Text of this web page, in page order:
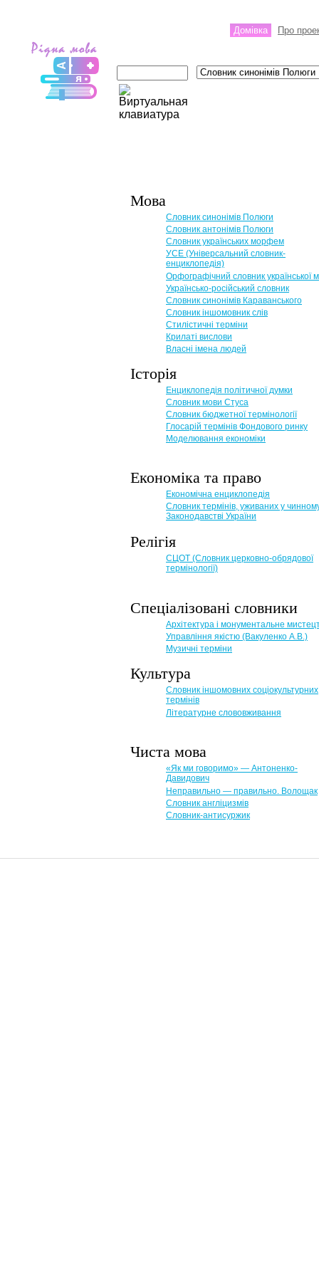
Домівка Про
Мова
Словник синонімів Полюги
Словник антонімів Полюги
Словник українських морфем
УСЕ (Універсальний словник-
енциклопедія)
Орфографічний словник української
Українсько-російський словник
Словник синонімів Караванського
Словник іншомовник слів
Стилістичні терміни
Крилаті вислови
Власні імена людей
Історія
Енциклопедія політичної думки
Словник мови Стуса
Словник бюджетної термінології
Глосарій термінів Фондового ринку
Моделювання економіки
Економіка та право
Eкономічна енциклопедія
Словник термінів, уживаних у
Законодавстві України
Релігія
СЦОТ (Словник церковно-обрядової
термінології)
Спеціалізовані словники
Архітектура і монументальне
Управління якістю (Вакуленко А.В.)
Музичні терміни
Культура
Словник іншомовних соціокультурних
термінів
Літературне слововживання
Чиста мова
«Як ми говоримо» — Антоненко-
Давидович
Неправильно — правильно. Волощак
Словник англіцизмів
Словник-антисуржик